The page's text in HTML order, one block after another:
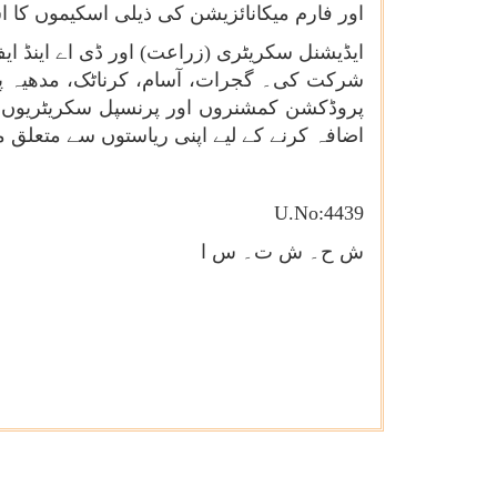
اور فارم میکانائزیشن کی ذیلی اسکیموں
ایڈیشنل سکریٹری (زراعت) اور ڈی اے اینڈ
شرکت کی۔ گجرات، آسام، کرناٹک، مدھیہ
پروڈکشن کمشنروں اور پرنسپل سکریٹریوں
اضافہ کرنے کے لیے اپنی ریاستوں سے متعلق
U.No:4439
ش ح۔ ش ت۔ س ا